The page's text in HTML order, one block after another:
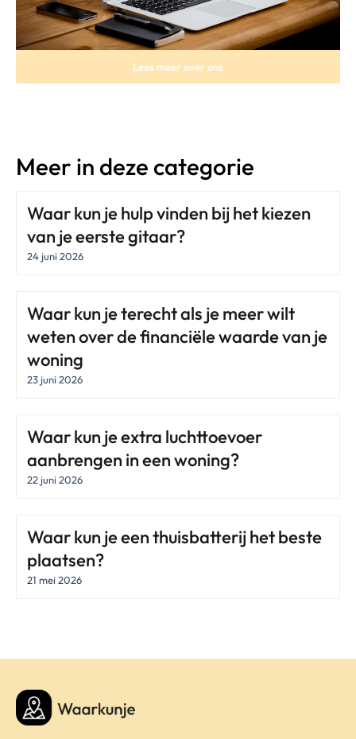
Lees meer over ons
Meer in deze categorie
Waar kun je hulp vinden bij het kiezen
van je eerste gitaar?
24 juni 2026
Waar kun je terecht als je meer wilt
weten over de financiële waarde van je
woning
23 juni 2026
Waar kun je extra luchttoevoer
aanbrengen in een woning?
22 juni 2026
Waar kun je een thuisbatterij het beste
plaatsen?
21 mei 2026